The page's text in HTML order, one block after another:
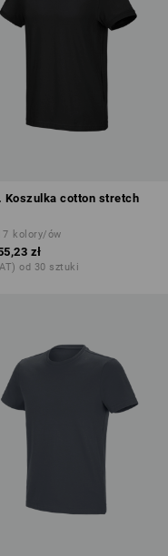
Koszulka cotton stretch
kolory/ów
zł
od 30 sztuki